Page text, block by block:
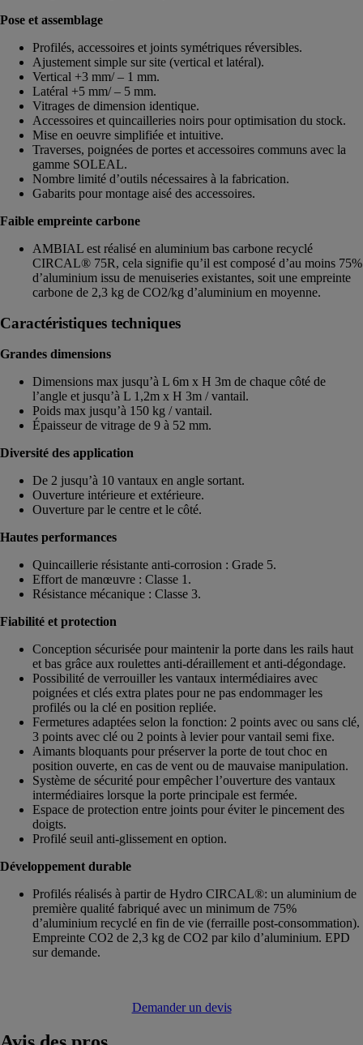
Pose et assemblage
Profilés, accessoires et joints symétriques réversibles.
Ajustement simple sur site (vertical et latéral).
Vertical +3 mm/ – 1 mm.
Latéral +5 mm/ – 5 mm.
Vitrages de dimension identique.
Accessoires et quincailleries noirs pour optimisation du stock.
Mise en oeuvre simplifiée et intuitive.
Traverses, poignées de portes et accessoires communs avec la
gamme SOLEAL.
Nombre limité d’outils nécessaires à la fabrication.
Gabarits pour montage aisé des accessoires.
Faible empreinte carbone
AMBIAL est réalisé en aluminium bas carbone recyclé
CIRCAL® 75R, cela signifie qu’il est composé d’au moins 75%
d’aluminium issu de menuiseries existantes, soit une empreinte
carbone de 2,3 kg de CO2/kg d’aluminium en moyenne.
Caractéristiques techniques
Grandes dimensions
Dimensions max jusqu’à L 6m x H 3m de chaque côté de
l’angle et jusqu’à L 1,2m x H 3m / vantail.
Poids max jusqu’à 150 kg / vantail.
Épaisseur de vitrage de 9 à 52 mm.
Diversité des application
De 2 jusqu’à 10 vantaux en angle sortant.
Ouverture intérieure et extérieure.
Ouverture par le centre et le côté.
Hautes performances
Quincaillerie résistante anti-corrosion : Grade 5.
Effort de manœuvre : Classe 1.
Résistance mécanique : Classe 3.
Fiabilité et protection
Conception sécurisée pour maintenir la porte dans les rails haut
et bas grâce aux roulettes anti-déraillement et anti-dégondage.
Possibilité de verrouiller les vantaux intermédiaires avec
poignées et clés extra plates pour ne pas endommager les
profilés ou la clé en position repliée.
Fermetures adaptées selon la fonction: 2 points avec ou sans clé,
3 points avec clé ou 2 points à levier pour vantail semi fixe.
Aimants bloquants pour préserver la porte de tout choc en
position ouverte, en cas de vent ou de mauvaise manipulation.
Système de sécurité pour empêcher l’ouverture des vantaux
intermédiaires lorsque la porte principale est fermée.
Espace de protection entre joints pour éviter le pincement des
doigts.
Profilé seuil anti-glissement en option.
Développement durable
Profilés réalisés à partir de Hydro CIRCAL®: un aluminium de
première qualité fabriqué avec un minimum de 75%
d’aluminium recyclé en fin de vie (ferraille post-consommation).
Empreinte CO2 de 2,3 kg de CO2 par kilo d’aluminium. EPD
sur demande.
Demander un devis